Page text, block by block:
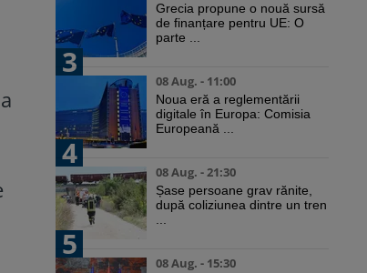
Grecia propune o nouă sursă
de finanțare pentru UE: O
parte ...
3
08 Aug. - 11:00
Noua eră a reglementării
digitale în Europa: Comisia
Europeană ...
4
08 Aug. - 21:30
Șase persoane grav rănite,
după coliziunea dintre un tren
5
08 Aug. - 15:30